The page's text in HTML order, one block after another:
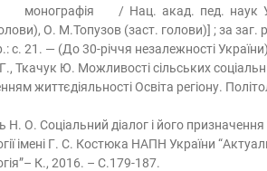
монографія / Нац. акад. пед. наук
О. М.Топузов (заст. голови)] ; за
с. 21. — (До 30-річчя незалежності
Ткачук Ю. Можливості сільських
життєдіяльності Освіта регіону.
Н. О. Соціальний діалог і його
імені Г. С. Костюка НАПН України
К., 2016. – С.179-187.